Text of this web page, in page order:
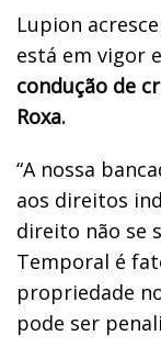
Lupion
está em vigor e
condução de
Roxa.
“A nossa
aos direitos
direito não se
Temporal é
propriedade
pode ser